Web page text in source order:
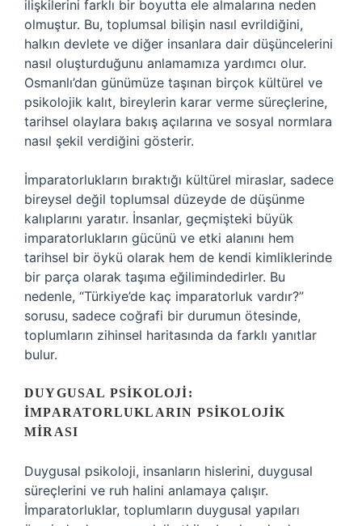
ilişkilerini farklı bir boyutta ele almalarına neden
olmuştur. Bu, toplumsal bilişin nasıl evrildiğini,
halkın devlete ve diğer insanlara dair düşüncelerini
nasıl oluşturduğunu anlamamıza yardımcı olur.
Osmanlı’dan günümüze taşınan birçok kültürel ve
psikolojik kalıt, bireylerin karar verme süreçlerine,
tarihsel olaylara bakış açılarına ve sosyal normlara
nasıl şekil verdiğini gösterir.
İmparatorlukların bıraktığı kültürel miraslar, sadece
bireysel değil toplumsal düzeyde de düşünme
kalıplarını yaratır. İnsanlar, geçmişteki büyük
imparatorlukların gücünü ve etki alanını hem
tarihsel bir öykü olarak hem de kendi kimliklerinde
bir parça olarak taşıma eğilimindedirler. Bu
nedenle, “Türkiye’de kaç imparatorluk vardır?”
sorusu, sadece coğrafi bir durumun ötesinde,
toplumların zihinsel haritasında da farklı yanıtlar
bulur.
DUYGUSAL PSIKOLOJI:
İMPARATORLUKLARIN PSIKOLOJIK
MIRASI
Duygusal psikoloji, insanların hislerini, duygusal
süreçlerini ve ruh halini anlamaya çalışır.
İmparatorluklar, toplumların duygusal yapıları